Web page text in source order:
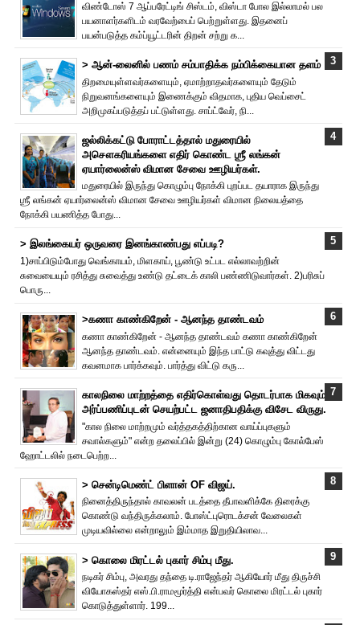
விண்டோஸ் 7 ஆப்பரேட்டிங் சிஸ்டம், விஸ்டா போல இல்லாமல் பல
பயனாளர்களிடம் வரவேற்பைப் பெற்றுள்ளது. இதனைப்
பயன்படுத்த கம்ப்யூட்டரின் திறன் சற்று க...
> ஆன்-லைனில் பணம் சம்பாதிக்க நம்பிக்கையான தளம்
திறமையுள்ளவர்களையும், ஏமாற்றாதவர்களையும் தேடும்
நிறுவனங்களையும் இணைக்கும் விதமாக, புதிய வெப்சைட்
அறிமுகப்படுத்தப் பட்டுள்ளது. சாப்ட்வேர், நி...
ஜல்லிக்கட்டு போராட்டத்தால் மதுரையில்
அசௌகரியங்களை எதிர் கொண்ட ஶ்ரீ லங்கன்
ஏயார்லைன்ஸ் விமான சேவை ஊழியர்கள்.
மதுரையில் இருந்து கொழும்பு நோக்கி புறப்பட தயாராக இருந்து
ஶ்ரீ லங்கன் ஏயார்லைன்ஸ் விமான சேவை ஊழியர்கள் விமான நிலையத்தை
நோக்கி பயணித்த போது...
> இலங்கையர் ஒருவரை இனங்காண்பது எப்படி?
1)சாப்பிடும்போது வெங்காயம், மிளகாய், பூண்டு உட்பட எல்லாவற்றின்
சுவையையும் ரசித்து சுவைத்து உண்டு தட்டைக் காலி பண்ணிடுவார்கள். 2)பரிசுப்
பொரு...
>கணா காண்கிறேன் - ஆனந்த தாண்டவம்
கணா காண்கிறேன் - ஆனந்த தாண்டவம் கணா காண்கிறேன்
ஆனந்த தாண்டவம். என்னையும் இந்த பாட்டு கவுத்து விட்டது
கவனமாக பார்க்கவும். பார்த்து விட்டு கரு...
காலநிலை மாற்றத்தை எதிர்கொள்வது தொடர்பாக மிகவும்
அர்ப்பணிப்புடன் செயற்பட்ட ஜனாதிபதிக்கு விசேட விருது.
"கால நிலை மாற்றமும் வர்த்தகத்திற்கான வாய்ப்புகளும்
சவால்களும்" என்ற தலைப்பில் இன்று (24) கொழும்பு கோல்பேஸ்
ஹோட்டலில் நடைபெற்ற...
> சென்டிமெண்ட் பிளான் OF விஜய்.
நினைத்திருந்தால் காவலன் படத்தை தீபாவளிக்கே திரைக்கு
கொண்டு வந்திருக்கலாம். போஸ்ட்புரொட‌க்சன் வேலைகள்
முடியவில்லை என்றாலும் இம்மாத இறுதியிலாவ...
> கொலை மிரட்டல் புகார் சிம்பு மீது.
நடிகர் சிம்பு, அவரது தந்தை டி.ராஜேந்தர் ஆகியோர் மீது திருச்சி
வியோகஸ்தர் எஸ்.பி.ராமமூர்த்தி என்பவர் கொலை மிரட்டல் புகார்
கொடுத்துள்ளார். 199...